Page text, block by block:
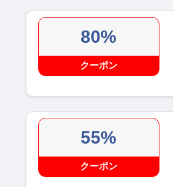
80%
クーポン
55%
クーポン